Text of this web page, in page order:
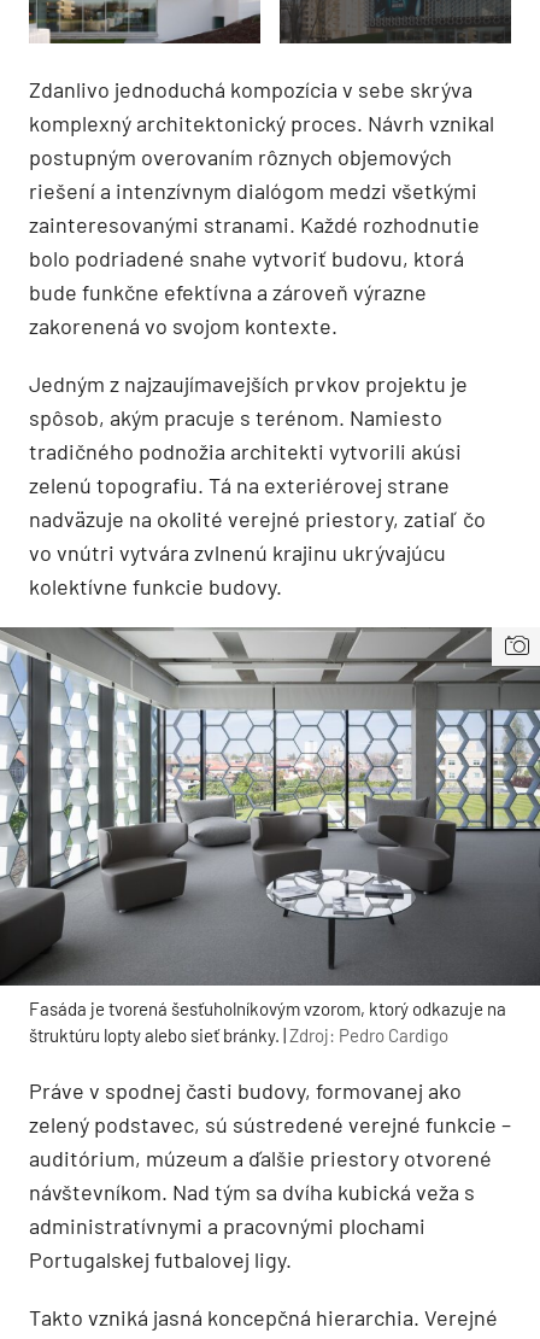
Zdanlivo jednoduchá kompozícia v sebe skrýva
komplexný architektonický proces. Návrh vznikal
postupným overovaním rôznych objemových
riešení a intenzívnym dialógom medzi všetkými
zainteresovanými stranami. Každé rozhodnutie
bolo podriadené snahe vytvoriť budovu, ktorá
bude funkčne efektívna a zároveň výrazne
zakorenená vo svojom kontexte.
Jedným z najzaujímavejších prvkov projektu je
spôsob, akým pracuje s terénom. Namiesto
tradičného podnožia architekti vytvorili akúsi
zelenú topografiu. Tá na exteriérovej strane
nadväzuje na okolité verejné priestory, zatiaľ čo
vo vnútri vytvára zvlnenú krajinu ukrývajúcu
kolektívne funkcie budovy.
Fasáda je tvorená šesťuholníkovým vzorom, ktorý odkazuje na
štruktúru lopty alebo sieť bránky. |Zdroj: Pedro Cardigo
Práve v spodnej časti budovy, formovanej ako
zelený podstavec, sú sústredené verejné funkcie –
auditórium, múzeum a ďalšie priestory otvorené
návštevníkom. Nad tým sa dvíha kubická veža s
administratívnymi a pracovnými plochami
Portugalskej futbalovej ligy.
Takto vzniká jasná koncepčná hierarchia. Verejné